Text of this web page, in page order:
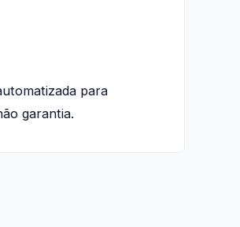
para
garantia.